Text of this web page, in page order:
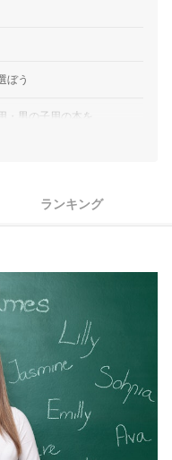
ぼう
男の子用の本を
ランキング